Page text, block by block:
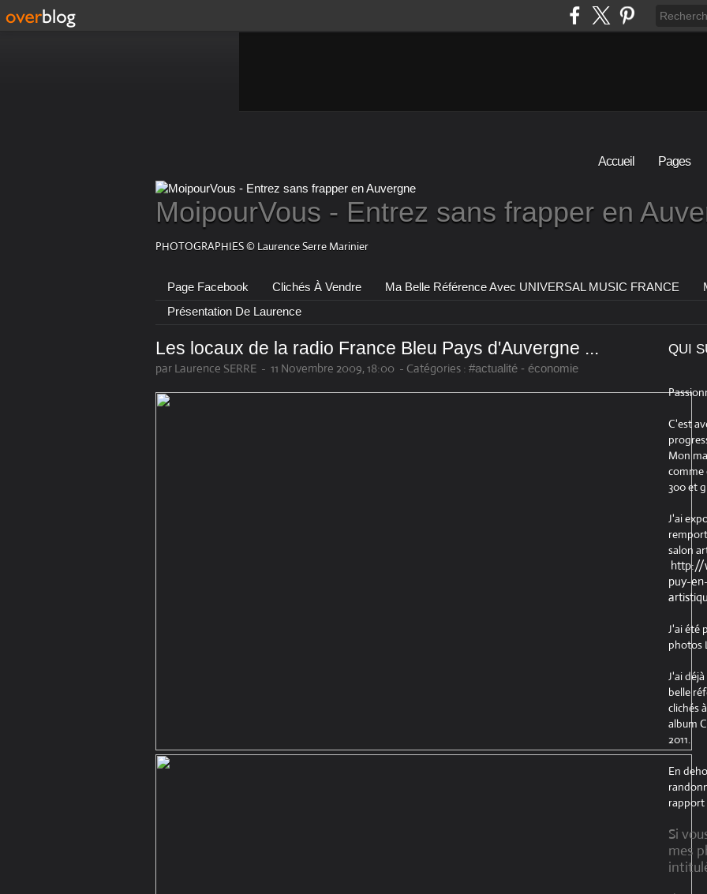
Accueil Pages
MoipourVous - Entrez sans frapper en
PHOTOGRAPHIES © Laurence Serre Marinier
Page Facebook Clichés À Vendre Ma Belle Référence Avec UNIVERSAL MUSIC FRANCE
Présentation De Laurence
Les locaux de la radio France Bleu Pays d'Auvergne ...
par Laurence SERRE - 11 Novembre 2009, 18:00 - Catégories : #actualité - économie
QUI
C'est
Mon
comme
300 et
J'ai
salon
http://
puy-
J'ai été
photos
J'ai
belle
clichés
album
2011.
En
rapport
Si
mes